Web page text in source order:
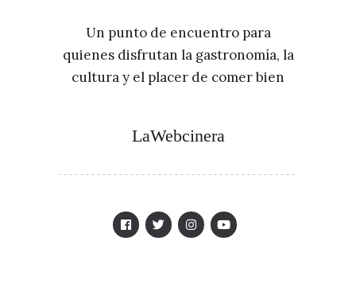
Un punto de encuentro para
quienes disfrutan la gastronomía, la
cultura y el placer de comer bien
LaWebcinera